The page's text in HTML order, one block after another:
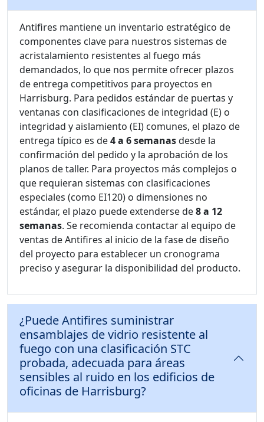
Antifires mantiene un inventario estratégico de
componentes clave para nuestros sistemas de
acristalamiento resistentes al fuego más
demandados, lo que nos permite ofrecer plazos
de entrega competitivos para proyectos en
Harrisburg. Para pedidos estándar de puertas y
ventanas con clasificaciones de integridad (E) o
integridad y aislamiento (EI) comunes, el plazo de
entrega típico es de4 a 6 semanasdesde la
confirmación del pedido y la aprobación de los
planos de taller. Para proyectos más complejos o
que requieran sistemas con clasificaciones
especiales (como EI120) o dimensiones no
estándar, el plazo puede extenderse de8 a 12
semanas. Se recomienda contactar al equipo de
ventas de Antifires al inicio de la fase de diseño
del proyecto para establecer un cronograma
preciso y asegurar la disponibilidad del producto.
¿Puede Antifires suministrar
ensamblajes de vidrio resistente al
fuego con una clasificación STC
probada, adecuada para áreas
sensibles al ruido en los edificios de
oficinas de Harrisburg?